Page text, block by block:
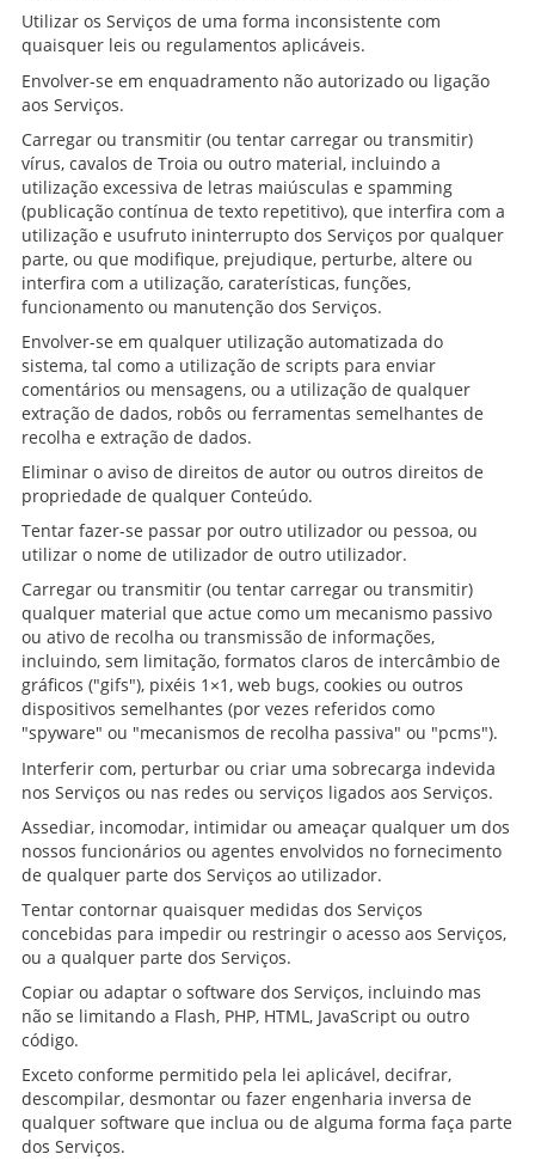
Utilizar os Serviços de uma forma inconsistente com
quaisquer leis ou regulamentos aplicáveis.
Envolver-se em enquadramento não autorizado ou ligação
aos Serviços.
Carregar ou transmitir (ou tentar carregar ou transmitir)
vírus, cavalos de Troia ou outro material, incluindo a
utilização excessiva de letras maiúsculas e spamming
(publicação contínua de texto repetitivo), que interfira com a
utilização e usufruto ininterrupto dos Serviços por qualquer
parte, ou que modifique, prejudique, perturbe, altere ou
interfira com a utilização, caraterísticas, funções,
funcionamento ou manutenção dos Serviços.
Envolver-se em qualquer utilização automatizada do
sistema, tal como a utilização de scripts para enviar
comentários ou mensagens, ou a utilização de qualquer
extração de dados, robôs ou ferramentas semelhantes de
recolha e extração de dados.
Eliminar o aviso de direitos de autor ou outros direitos de
propriedade de qualquer Conteúdo.
Tentar fazer-se passar por outro utilizador ou pessoa, ou
utilizar o nome de utilizador de outro utilizador.
Carregar ou transmitir (ou tentar carregar ou transmitir)
qualquer material que actue como um mecanismo passivo
ou ativo de recolha ou transmissão de informações,
incluindo, sem limitação, formatos claros de intercâmbio de
gráficos ("gifs"), pixéis 1×1, web bugs, cookies ou outros
dispositivos semelhantes (por vezes referidos como
"spyware" ou "mecanismos de recolha passiva" ou "pcms").
Interferir com, perturbar ou criar uma sobrecarga indevida
nos Serviços ou nas redes ou serviços ligados aos Serviços.
Assediar, incomodar, intimidar ou ameaçar qualquer um dos
nossos funcionários ou agentes envolvidos no fornecimento
de qualquer parte dos Serviços ao utilizador.
Tentar contornar quaisquer medidas dos Serviços
concebidas para impedir ou restringir o acesso aos Serviços,
ou a qualquer parte dos Serviços.
Copiar ou adaptar o software dos Serviços, incluindo mas
não se limitando a Flash, PHP, HTML, JavaScript ou outro
código.
Exceto conforme permitido pela lei aplicável, decifrar,
descompilar, desmontar ou fazer engenharia inversa de
qualquer software que inclua ou de alguma forma faça parte
dos Serviços.